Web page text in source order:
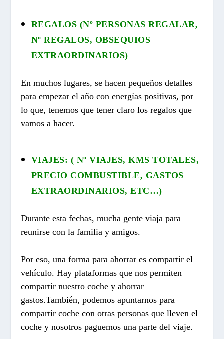
REGALOS (Nº PERSONAS REGALAR,
Nº REGALOS, OBSEQUIOS
EXTRAORDINARIOS)
En muchos lugares, se hacen pequeños detalles
para empezar el año con energías positivas, por
lo que, tenemos que tener claro los regalos que
vamos a hacer.
VIAJES: ( Nº VIAJES, KMS TOTALES,
PRECIO COMBUSTIBLE, GASTOS
EXTRAORDINARIOS, ETC…)
Durante esta fechas, mucha gente viaja para
reunirse con la familia y amigos.
Por eso, una forma para ahorrar es compartir el
vehículo. Hay plataformas que nos permiten
compartir nuestro coche y ahorrar
gastos.También, podemos apuntarnos para
compartir coche con otras personas que lleven el
coche y nosotros paguemos una parte del viaje.